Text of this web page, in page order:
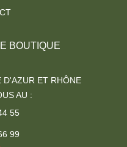
BOUTIQUE
D'AZUR ET RHÔNE
AU :
55
99